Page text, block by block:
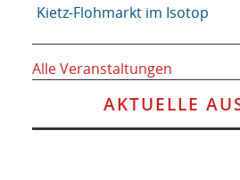
Kietz-Flohmarkt im Isotop
Alle Veranstaltungen
AKTUELLE